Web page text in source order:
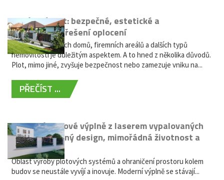
Hliníkový plot: bezpečné, estetické a
bezúdržbové řešení oplocení
Oplocení rodinných domů, firemních areálů a dalších typů
nemovitostí je důležitým aspektem. A to hned z několika důvodů.
Plot, mimo jiné, zvyšuje bezpečnost nebo zamezuje vniku na...
PŘEČÍST ...
Moderní plotové výplně z laserem vypalovaných
kovů: výjimečný design, mimořádná životnost a
žádná údržba
Oblast výroby plotových systémů a ohraničení prostoru kolem
budov se neustále vyvíjí a inovuje. Moderní výplně se stávají...